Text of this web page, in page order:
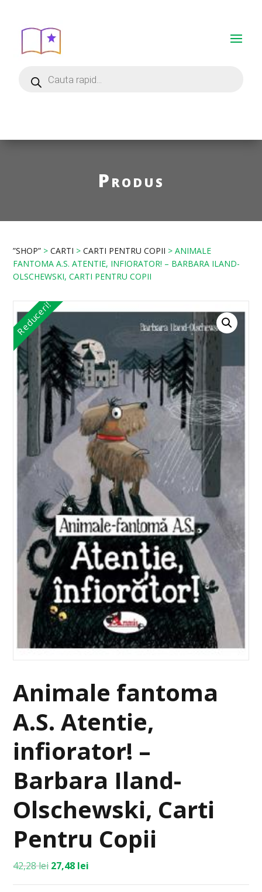
Produs
”SHOP” >CARTI >CARTI PENTRU COPII > ANIMALE
FANTOMA A.S. ATENTIE, INFIORATOR! – BARBARA ILAND-
OLSCHEWSKI, CARTI PENTRU COPII
Reduceri!
Animale fantoma
A.S. Atentie,
infiorator! –
Barbara Iland-
Olschewski, Carti
Pentru Copii
42,28lei 27,48 lei